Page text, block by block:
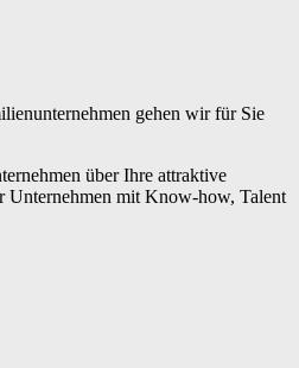
gehen wir für Sie
über Ihre attraktive
Unternehmen mit Know-how, Talent